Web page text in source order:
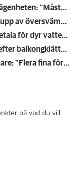
Så undviker du mögel – fyra riskplatser i lägenheten: ”Måste städa bort”
Satte på vattnet och somnade – vaknade upp av översvämning hos grannen
Rensade inte hålet i kylskåpet – tvingas betala för dyr vattenskada
Naken gängkriminell knivhotade granne efter balkongklättring
Kompisdealen blev verklighet – 40 år senare: "Flera fina fördelar med att dela bostad"
på vad du vill